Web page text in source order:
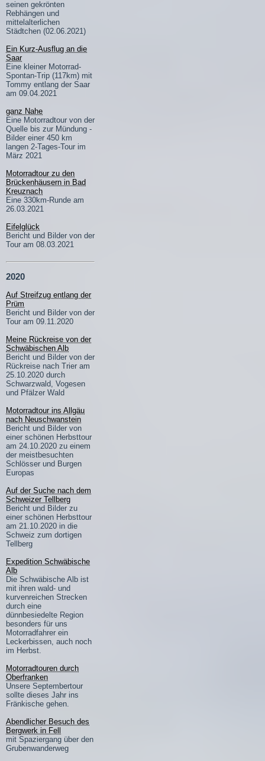
seinen gekrönten
Rebhängen und
mittelalterlichen
Städtchen (02.06.2021)
Ein Kurz-Ausflug an die
Saar
Eine kleiner Motorrad-
Spontan-Trip (117km) mit
Tommy entlang der Saar
am 09.04.2021
ganz Nahe
Eine Motorradtour von der
Quelle bis zur Mündung -
Bilder einer 450 km
langen 2-Tages-Tour im
März 2021
Motorradtour zu den
Brückenhäusern in Bad
Kreuznach
Eine 330km-Runde am
26.03.2021
Eifelglück
Bericht und Bilder von der
Tour am 08.03.2021
2020
Auf Streifzug entlang der
Prüm
Bericht und Bilder von der
Tour am 09.11.2020
Meine Rückreise von der
Schwäbischen Alb
Bericht und Bilder von der
Rückreise nach Trier am
25.10.2020 durch
Schwarzwald, Vogesen
und Pfälzer Wald
Motorradtour ins Allgäu
nach Neuschwanstein
Bericht und Bilder von
einer schönen Herbsttour
am 24.10.2020 zu einem
der meistbesuchten
Schlösser und Burgen
Europas
Auf der Suche nach dem
Schweizer Tellberg
Bericht und Bilder zu
einer schönen Herbsttour
am 21.10.2020 in die
Schweiz zum dortigen
Tellberg
Expedition Schwäbische
Alb
Die Schwäbische Alb ist
mit ihren wald- und
kurvenreichen Strecken
durch eine
dünnbesiedelte Region
besonders für uns
Motorradfahrer ein
Leckerbissen, auch noch
im Herbst.
Motorradtouren durch
Oberfranken
Unsere Septembertour
sollte dieses Jahr ins
Fränkische gehen.
Abendlicher Besuch des
Bergwerk in Fell
mit Spaziergang über den
Grubenwanderweg